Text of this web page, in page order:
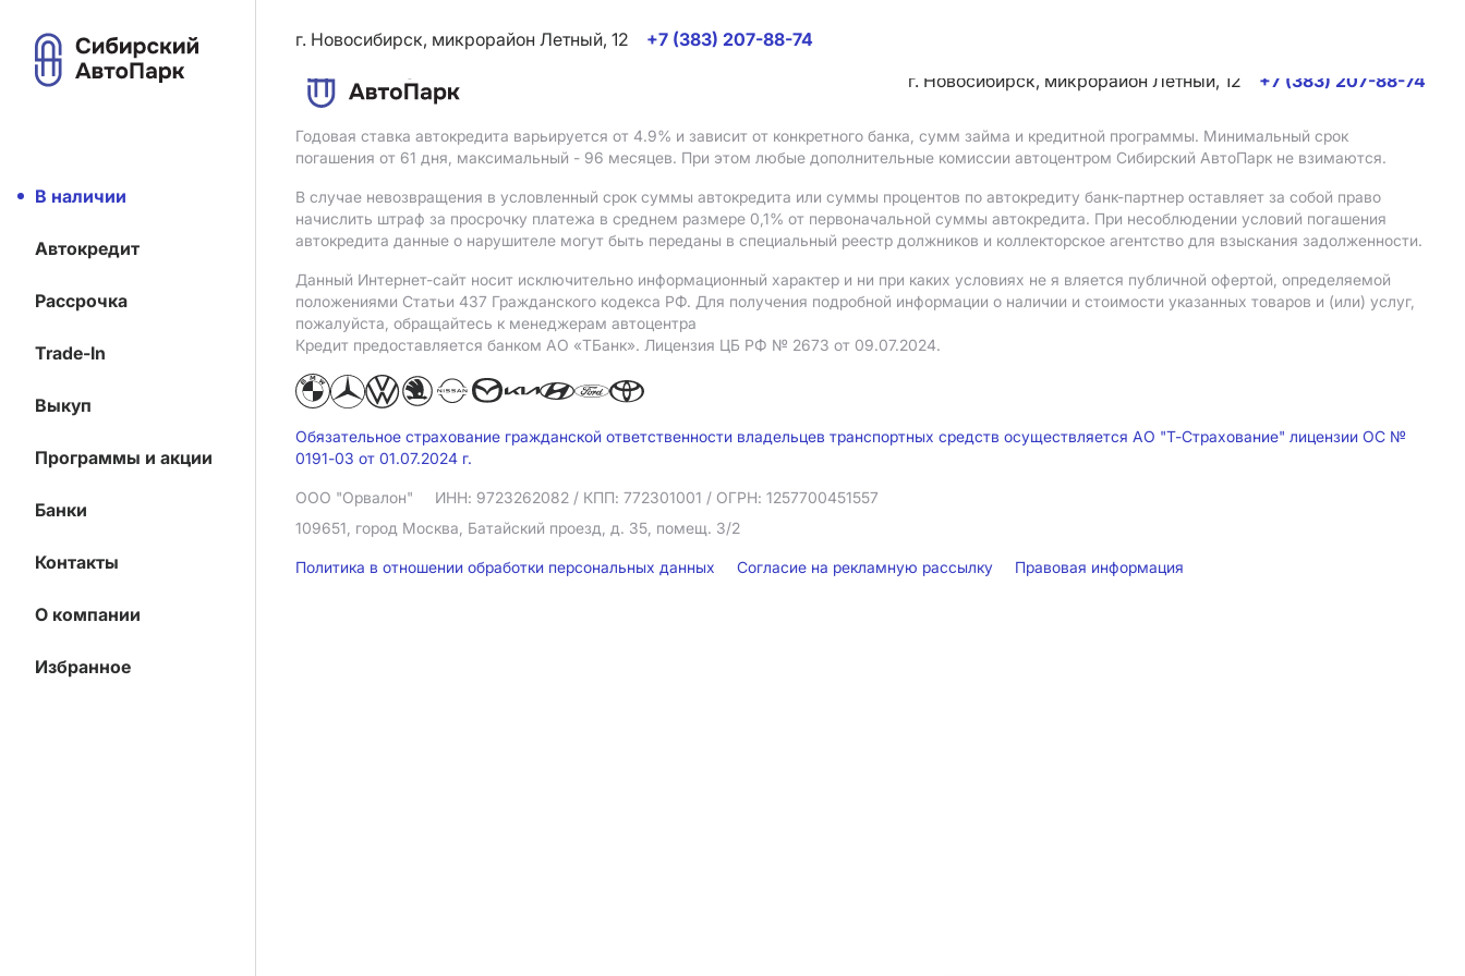
В наличии
Автокредит
Рассрочка
Trade-In
Выкуп
Программы и акции
Банки
Контакты
О компании
Избранное
г. Новосибирск, микрорайон Летный, 12
+7 (383) 207-88-74
г. Новосибирск, микрорайон Летный, 12
+7 (383) 207-88-74
Годовая ставка автокредита варьируется от 4.9% и зависит от конкретного банка, сумм займа и кредитной программы. Минимальный срок
погашения от 61 дня, максимальный - 96 месяцев. При этом любые дополнительные комиссии автоцентром Сибирский АвтоПарк не взимаются.
В случае невозвращения в условленный срок суммы автокредита или суммы процентов по автокредиту банк-партнер оставляет за собой право
начислить штраф за просрочку платежа в среднем размере 0,1% от первоначальной суммы автокредита. При несоблюдении условий погашения
автокредита данные о нарушителе могут быть переданы в специальный реестр должников и коллекторское агентство для взыскания задолженности.
Данный Интернет-сайт носит исключительно информационный характер и ни при каких условиях не я вляется публичной офертой, определяемой
положениями Статьи 437 Гражданского кодекса РФ. Для получения подробной информации о наличии и стоимости указанных товаров и (или) услуг,
пожалуйста, обращайтесь к менеджерам автоцентра
Кредит предоставляется банком АO «ТБанк». Лицензия ЦБ РФ № 2673 от 09.07.2024.
Обязательное страхование гражданской ответственности владельцев транспортных средств осуществляется АО "Т-Страхование" лицензии ОС №
0191-03 от 01.07.2024 г.
ООО "Орвалон" ИНН: 9723262082 / КПП: 772301001 / ОГРН: 1257700451557
109651, город Москва, Батайский проезд, д. 35, помещ. 3/2
Политика в отношении обработки персональных данных Согласие на рекламную рассылку Правовая информация